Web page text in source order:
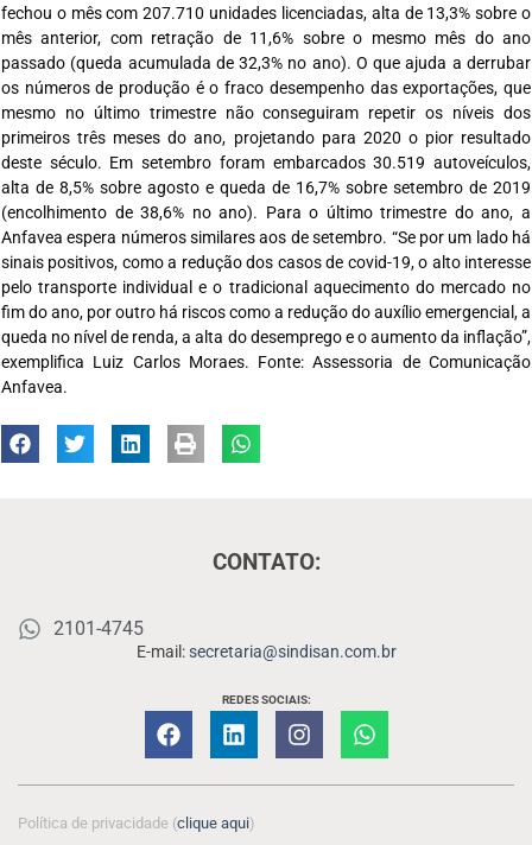
fechou o mês com 207.710 unidades licenciadas, alta de 13,3% sobre o
mês anterior, com retração de 11,6% sobre o mesmo mês do ano
passado (queda acumulada de 32,3% no ano). O que ajuda a derrubar
os números de produção é o fraco desempenho das exportações, que
mesmo no último trimestre não conseguiram repetir os níveis dos
primeiros três meses do ano, projetando para 2020 o pior resultado
deste século. Em setembro foram embarcados 30.519 autoveículos,
alta de 8,5% sobre agosto e queda de 16,7% sobre setembro de 2019
(encolhimento de 38,6% no ano). Para o último trimestre do ano, a
Anfavea espera números similares aos de setembro. “Se por um lado há
sinais positivos, como a redução dos casos de covid-19, o alto interesse
pelo transporte individual e o tradicional aquecimento do mercado no
fim do ano, por outro há riscos como a redução do auxílio emergencial, a
queda no nível de renda, a alta do desemprego e o aumento da inflação”,
exemplifica Luiz Carlos Moraes. Fonte: Assessoria de Comunicação
Anfavea.
CONTATO:
2101-4745
E-mail:secretaria@sindisan.com.br
REDES SOCIAIS:
Política de privacidade (clique aqui)